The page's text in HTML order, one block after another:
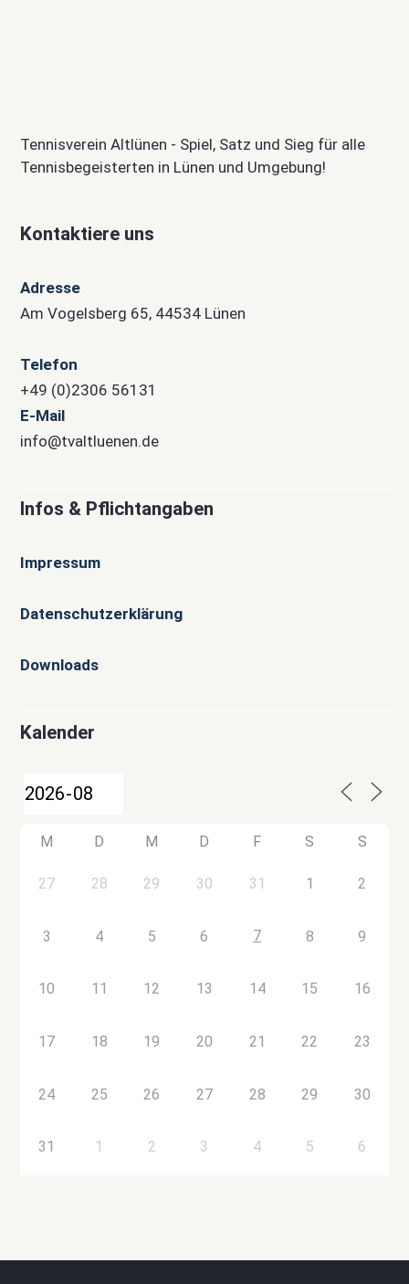
Tennisverein Altlünen - Spiel, Satz und Sieg für alle
Tennisbegeisterten in Lünen und Umgebung!
Kontaktiere uns
Adresse
Am Vogelsberg 65, 44534 Lünen
Telefon
+49 (0)2306 56131
E-Mail
info@tvaltluenen.de
Infos & Pflichtangaben
Impressum
Datenschutzerklärung
Downloads
Kalender
M D M D F S S
27 28 29 30 31 1 2
3 4 5 6 7 8 9
10 11 12 13 14 15 16
17 18 19 20 21 22 23
24 25 26 27 28 29 30
31 1 2 3 4 5 6